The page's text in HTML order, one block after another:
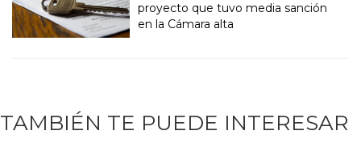
proyecto que tuvo media sanción
en la Cámara alta
TAMBIÉN TE PUEDE INTERESAR